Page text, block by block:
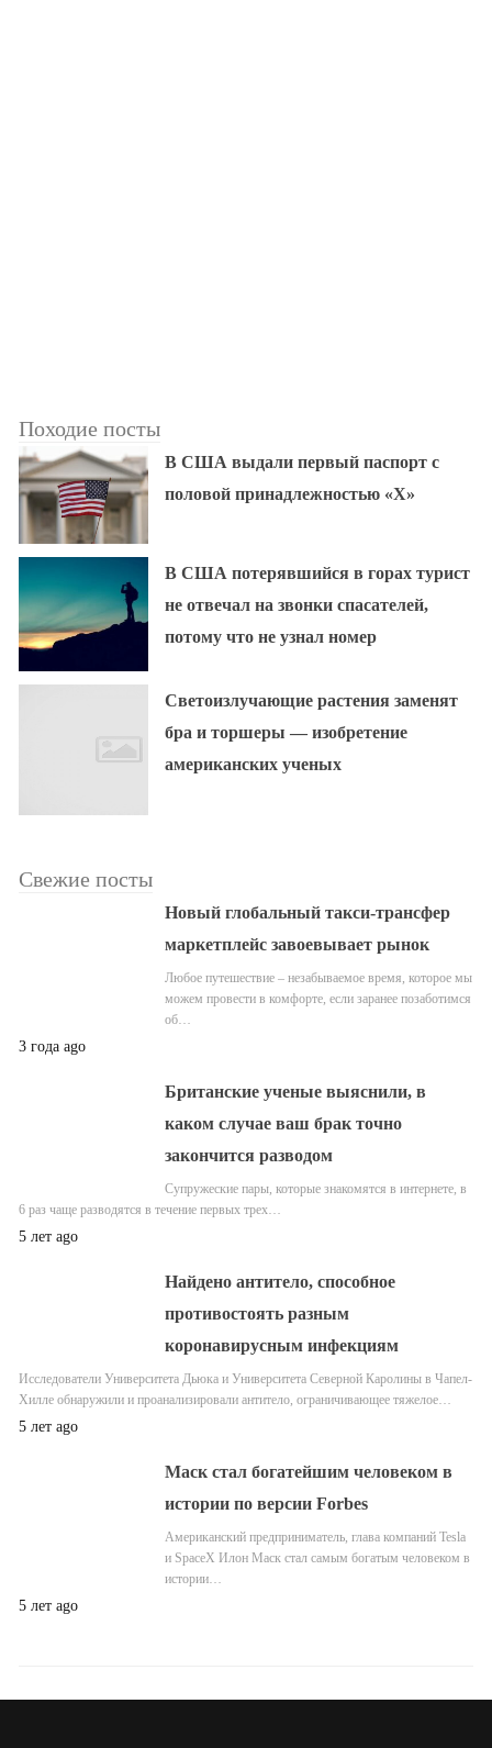
Походие посты
В США выдали первый паспорт с
половой принадлежностью «X»
В США потерявшийся в горах турист
не отвечал на звонки спасателей,
потому что не узнал номер
Светоизлучающие растения заменят
бра и торшеры — изобретение
американских ученых
Свежие посты
Новый глобальный такси-трансфер
маркетплейс завоевывает рынок
Любое путешествие – незабываемое время, которое мы
можем провести в комфорте, если заранее позаботимся
об…
3 года ago
Британские ученые выяснили, в
каком случае ваш брак точно
закончится разводом
Супружеские пары, которые знакомятся в интернете, в
6 раз чаще разводятся в течение первых трех…
5 лет ago
Найдено антитело, способное
противостоять разным
коронавирусным инфекциям
Исследователи Университета Дьюка и Университета Северной Каролины в Чапел-
Хилле обнаружили и проанализировали антитело, ограничивающее тяжелое…
5 лет ago
Маск стал богатейшим человеком в
истории по версии Forbes
Американский предприниматель, глава компаний Tesla
и SpaceX Илон Маск стал самым богатым человеком в
истории…
5 лет ago